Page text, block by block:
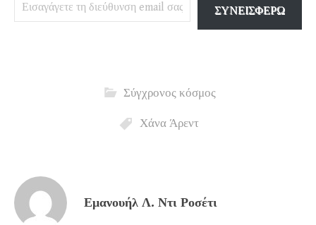
ΣΥΝΕΙΣΦΈΡΩ
Σύγχρονος κόσμος
Χάνα Άρεντ
Εμανουήλ Λ. Ντι Ροσέτι